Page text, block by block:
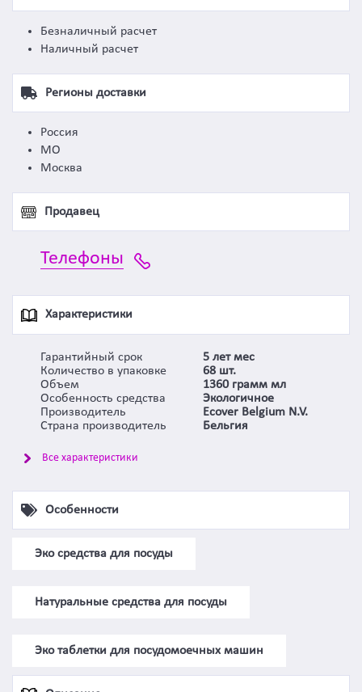
Безналичный расчет
Наличный расчет
Регионы доставки
Россия
МО
Москва
Продавец
Телефоны
Характеристики
Гарантийный срок
5 лет мес
Количество в упаковке
68 шт.
Объем
1360 грамм мл
Особенность средства
Экологичное
Производитель
Ecover Belgium N.V.
Страна производитель
Бельгия
Все характеристики
Особенности
Эко средства для посуды
Натуральные средства для посуды
Эко таблетки для посудомоечных машин